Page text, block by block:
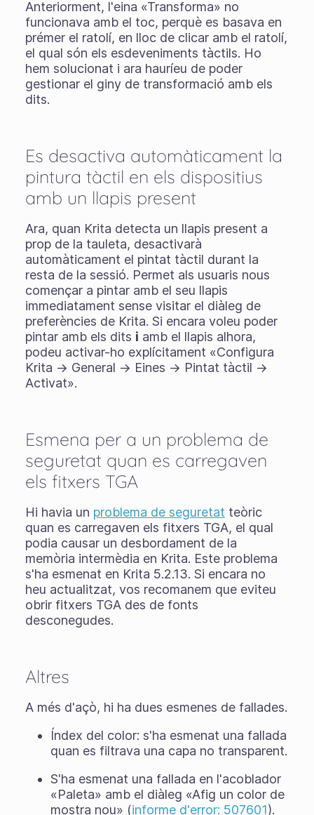
Anteriorment, l'eina «Transforma» no
funcionava amb el toc, perquè es basava en
prémer el ratolí, en lloc de clicar amb el ratolí,
el qual són els esdeveniments tàctils. Ho
hem solucionat i ara hauríeu de poder
gestionar el giny de transformació amb els
dits.
Es desactiva automàticament la
pintura tàctil en els dispositius
amb un llapis present
Ara, quan Krita detecta un llapis present a
prop de la tauleta, desactivarà
automàticament el pintat tàctil durant la
resta de la sessió. Permet als usuaris nous
començar a pintar amb el seu llapis
immediatament sense visitar el diàleg de
preferències de Krita. Si encara voleu poder
pintar amb els dits i amb el llapis alhora,
podeu activar-ho explícitament «Configura
Krita → General → Eines → Pintat tàctil →
Activat».
Esmena per a un problema de
seguretat quan es carregaven
els fitxers TGA
Hi havia un problema de seguretat teòric
quan es carregaven els fitxers TGA, el qual
podia causar un desbordament de la
memòria intermèdia en Krita. Este problema
s'ha esmenat en Krita 5.2.13. Si encara no
heu actualitzat, vos recomanem que eviteu
obrir fitxers TGA des de fonts
desconegudes.
Altres
A més d'açò, hi ha dues esmenes de fallades.
Índex del color: s'ha esmenat una fallada
quan es filtrava una capa no transparent.
S'ha esmenat una fallada en l'acoblador
«Paleta» amb el diàleg «Afig un color de
mostra nou» (informe d'error: 507601).